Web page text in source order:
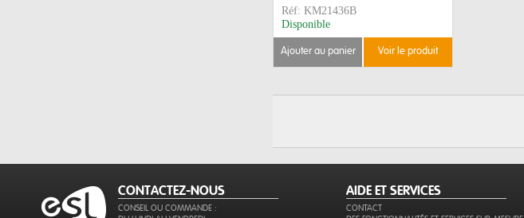
Réf: KM21436B
Disponible
ajouter au panier voir le produit
CONTACTEZ-NOUS
CONSEIL OU COMMANDE :
AIDE ET SERVICES
CONTACT